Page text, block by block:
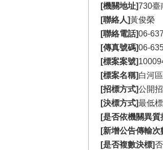
[機關地址]730臺
[聯絡人]黃俊榮
[聯絡電話]06-
[傳真號碼]06-
[標案案號]
[標案名稱]白河
[招標方式]公開
[決標方式]最低標
[是否依機關異
[新增公告傳輸次
[是否複數決標]否